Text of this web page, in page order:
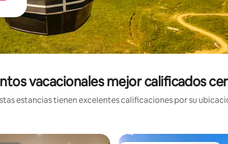
vacacionales mejor calificados
estancias tienen excelentes calificaciones por su